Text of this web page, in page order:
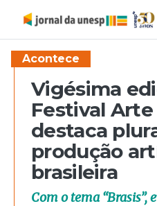
Acontece
Vigésima
Festival
destaca
produção
brasileira
Com o tema “Brasis”,